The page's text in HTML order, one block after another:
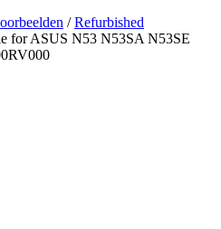
/Refurbished
for ASUS N53 N53SA N53SE